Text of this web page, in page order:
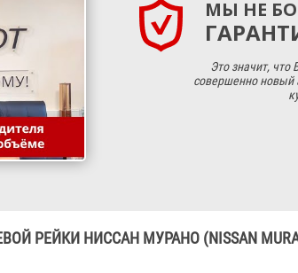
МЫ НЕ
Это значит,
совершенно новый
РЕЙКИ НИССАН МУРАНО (NISSAN